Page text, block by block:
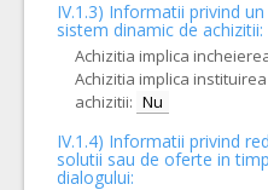
IV.1.3) Informatii privind
sistem dinamic de achizitii:
Achizitia implica
Achizitia implica
achizitii: Nu
IV.1.4) Informatii privind
solutii sau de oferte in
dialogului: